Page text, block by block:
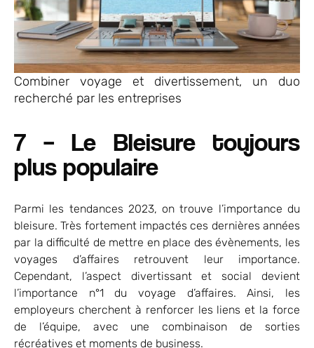
Combiner voyage et divertissement, un duo
recherché par les entreprises
7 – Le Bleisure toujours
plus populaire
Parmi les tendances 2023, on trouve l’importance du
bleisure. Très fortement impactés ces dernières années
par la difficulté de mettre en place des évènements, les
voyages d’affaires retrouvent leur importance.
Cependant, l’aspect divertissant et social devient
l’importance n°1 du voyage d’affaires. Ainsi, les
employeurs cherchent à renforcer les liens et la force
de l’équipe, avec une combinaison de sorties
récréatives et moments de business.